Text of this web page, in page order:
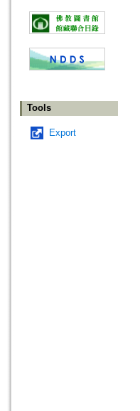
Tools
Export